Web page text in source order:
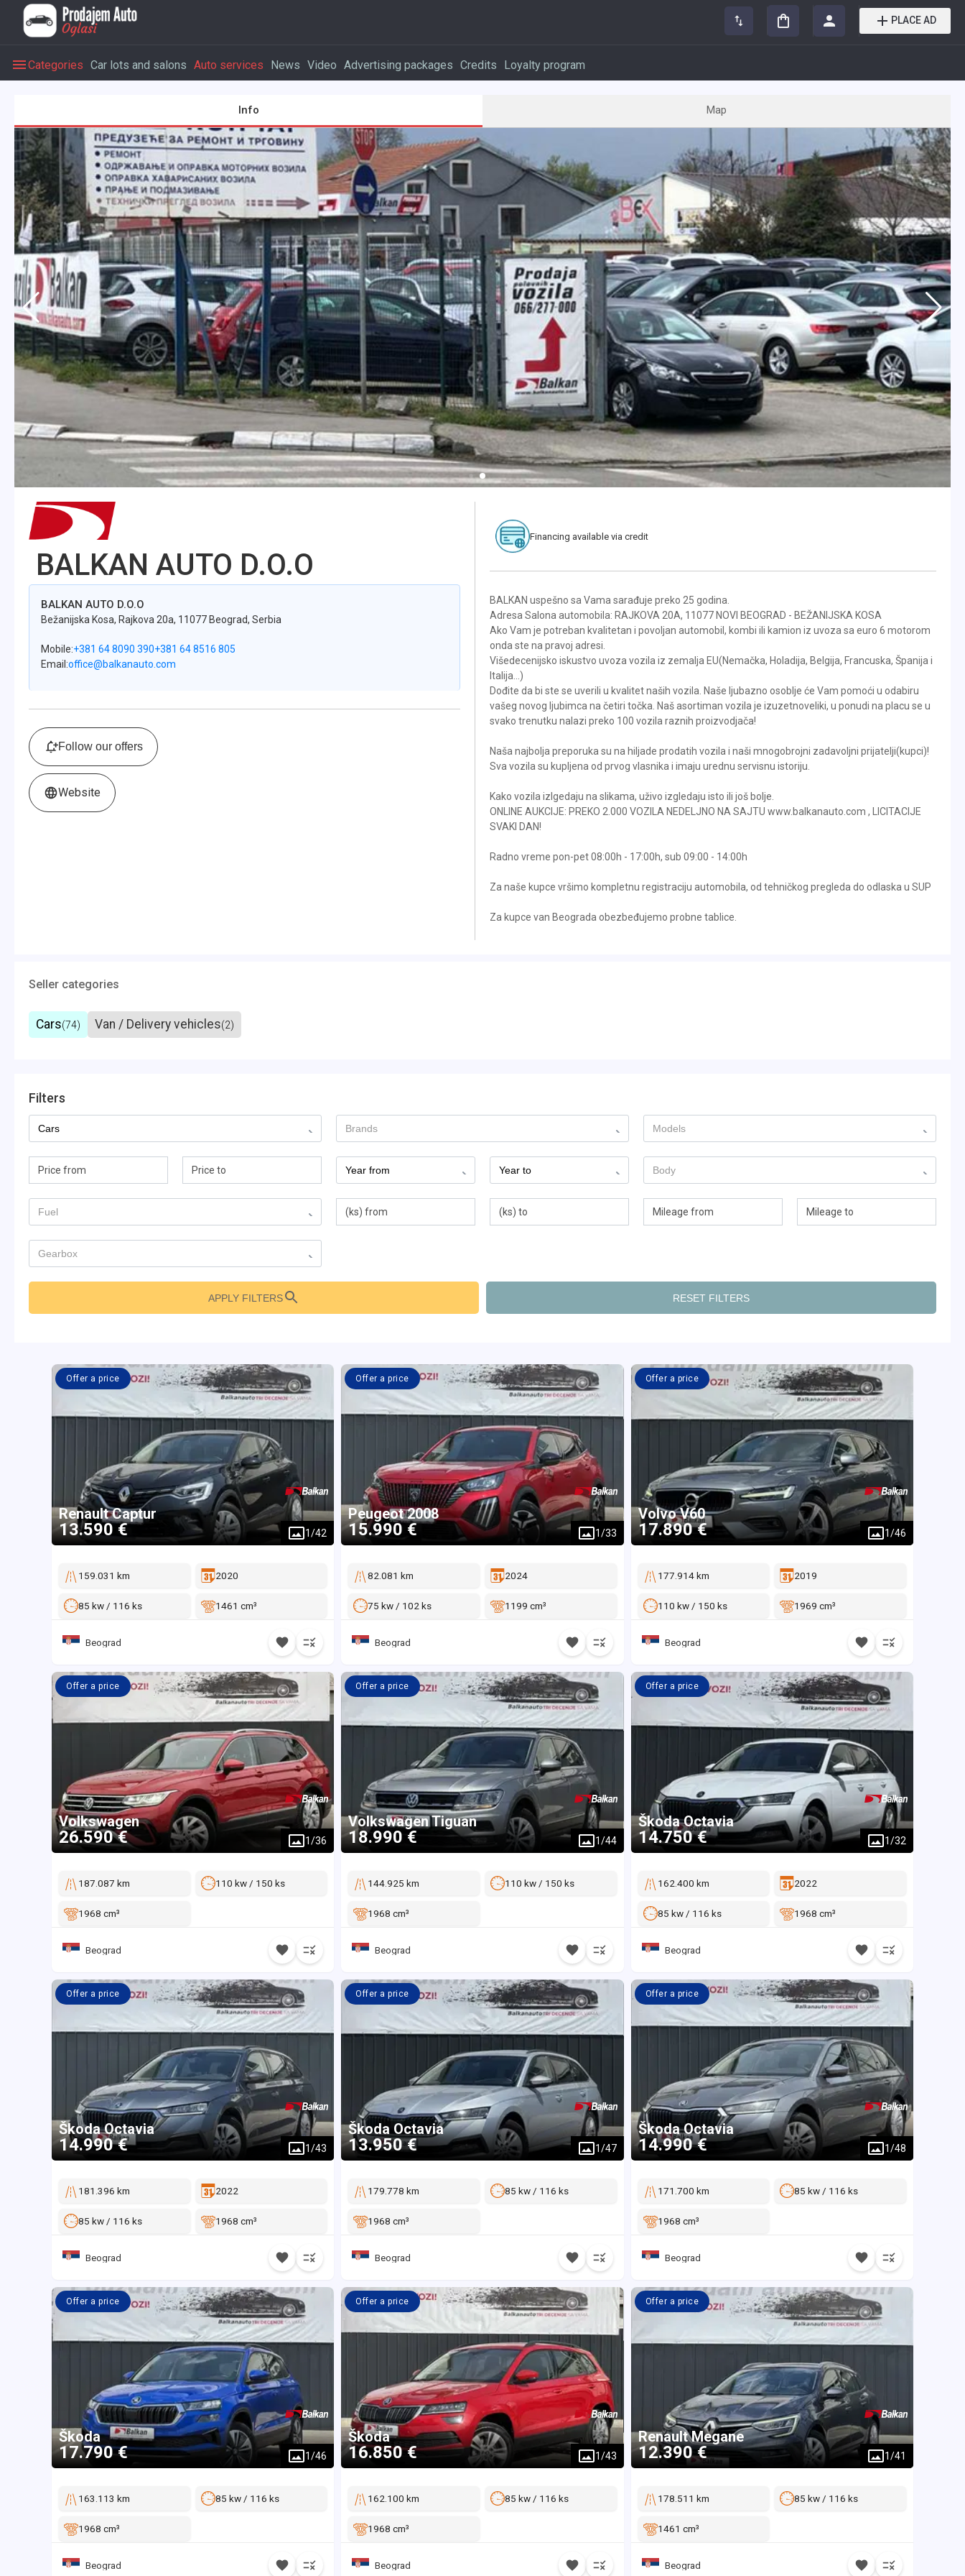
PLACE AD
Categories Car lots and salons Auto services News Video Advertising packages Credits Loyalty program
Info Map
BALKAN AUTO D.O.O
BALKAN AUTO D.O.O
Bežanijska Kosa, Rajkova20a, 11077 Beograd, Serbia
Mobile +381 64 8090 390+381 64 8516 805
Email office@balkanauto.com
Follow our offers
Website
Financing available via credit
BALKAN uspešno sa Vama sarađuje preko 25 godina.
Adresa Salona automobila: RAJKOVA 20A, 11077 NOVI BEOGRAD - BEŽANIJSKA KOSA
Ako Vam je potreban kvalitetan i povoljan automobil, kombi ili kamion iz uvoza sa euro 6 motorom
onda ste na pravoj adresi.
Višedecenijsko iskustvo uvoza vozila iz zemalja EU(Nemačka, Holadija, Belgija, Francuska, Španija i
Italija...)
Dođite da bi ste se uverili u kvalitet naših vozila. Naše ljubazno osoblje će Vam pomoći u odabiru
vašeg novog ljubimca na četiri točka. Naš asortiman vozila je izuzetnoveliki, u ponudi na placu se u
svako trenutku nalazi preko 100 vozila raznih proizvodjača!
Naša najbolja preporuka su na hiljade prodatih vozila i naši mnogobrojni zadavoljni prijatelji(kupci)!
Sva vozila su kupljena od prvog vlasnika i imaju urednu servisnu istoriju.
Kako vozila izlgedaju na slikama, uživo izgledaju isto ili još bolje.
ONLINE AUKCIJE: PREKO 2.000 VOZILA NEDELJNO NA SAJTU www.balkanauto.com , LICITACIJE
SVAKI DAN!
Radno vreme pon-pet 08:00h - 17:00h, sub 09:00 - 14:00h
Za naše kupce vršimo kompletnu registraciju automobila, od tehničkog pregleda do odlaska u SUP
Za kupce van Beograda obezbeđujemo probne tablice.
Seller categories
Cars(74) Van / Delivery vehicles(2)
Filters
Cars Brands Models
Year from Year to Body
Fuel
Gearbox
APPLY FILTERS RESET FILTERS
Renault Captur
13.590 €
Offer a price
1/42
159.031 km 2020
85 kw / 116 ks 1461 cm³
Beograd
Peugeot 2008
15.990 €
Offer a price
1/33
82.081 km 2024
75 kw / 102 ks 1199 cm³
Beograd
Volvo V60
17.890 €
Offer a price
1/46
177.914 km 2019
110 kw / 150 ks 1969 cm³
Beograd
Volkswagen
26.590 €
Offer a price
1/36
187.087 km 110 kw / 150 ks
1968 cm³
Beograd
VolkswagenTiguan
18.990 €
Offer a price
1/44
144.925 km 110 kw / 150 ks
1968 cm³
Beograd
Škoda Octavia
14.750 €
Offer a price
1/32
162.400 km 2022
85 kw / 116 ks 1968 cm³
Beograd
Škoda Octavia
14.990 €
Offer a price
1/43
181.396 km 2022
85 kw / 116 ks 1968 cm³
Beograd
Škoda Octavia
13.950 €
Offer a price
1/47
179.778 km 85 kw / 116 ks
1968 cm³
Beograd
Škoda Octavia
14.990 €
Offer a price
1/48
171.700 km 85 kw / 116 ks
1968 cm³
Beograd
Škoda
17.790 €
Offer a price
1/46
163.113 km 85 kw / 116 ks
1968 cm³
Beograd
Škoda
16.850 €
Offer a price
1/43
162.100 km 85 kw / 116 ks
1968 cm³
Beograd
Renault Megane
12.390 €
Offer a price
1/41
178.511 km 85 kw / 116 ks
1461 cm³
Beograd